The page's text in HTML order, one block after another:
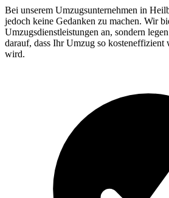
Bei unserem Umzugsunternehmen in
jedoch keine Gedanken zu machen. Wir
Umzugsdienstleistungen an, sondern
darauf, dass Ihr Umzug so kosteneffizient
wird.